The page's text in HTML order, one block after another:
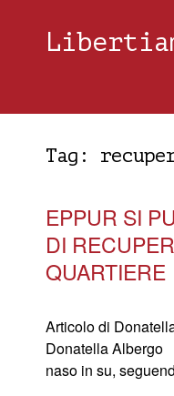
Tag:
EPPUR SI
DI
QUARTIERE
Articolo di
Donatella
naso in su,